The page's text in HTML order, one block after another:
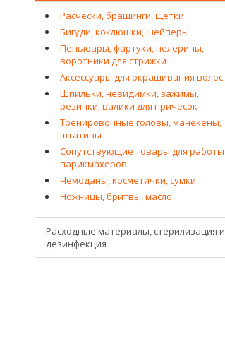
Расчески, брашинги, щетки
Бигуди, коклюшки, шейперы
Пеньюары, фартуки, пелерины,
воротники для стрижки
Аксессуары для окрашивания волос
Шпильки, невидимки, зажимы,
резинки, валики для причесок
Тренировочные головы, манекены,
штативы
Сопутствующие товары для работы
парикмахеров
Чемоданы, косметички, сумки
Ножницы, бритвы, масло
Расходные материалы, стерилизация и
дезинфекция